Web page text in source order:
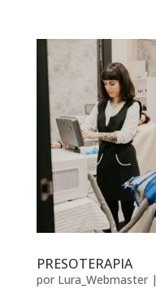
PRESOTERAPIA
por Lura_Webmaster|